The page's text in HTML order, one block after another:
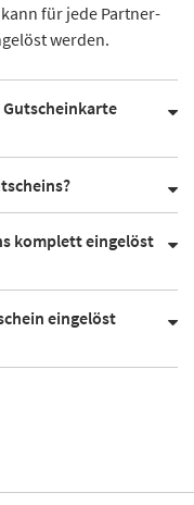
für jede Partner-
werden.
Gutscheinkarte
komplett eingelöst
eingelöst